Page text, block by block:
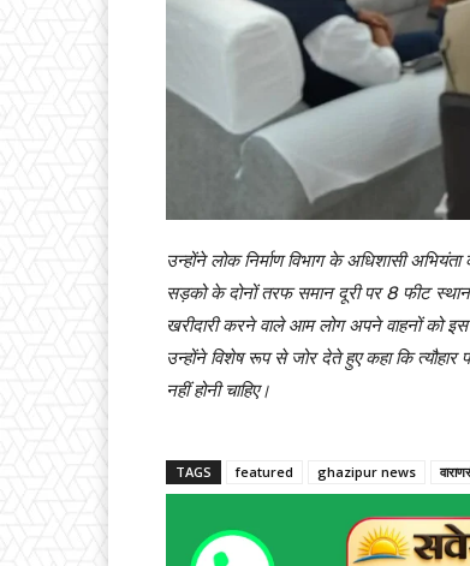
उन्होंने लोक निर्माण विभाग के अधिशासी अभियंता
सड़को के दोनों तरफ समान दूरी पर 8 फीट स्थान
खरीदारी करने वाले आम लोग अपने वाहनों को
उन्होंने विशेष रूप से जोर देते हुए कहा कि
नहीं होनी चाहिए।
TAGS featured ghazipur news